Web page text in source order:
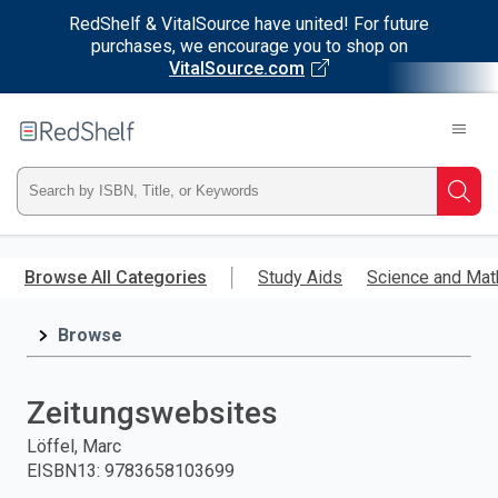
RedShelf & VitalSource have united! For future
purchases, we encourage you to shop on
VitalSource.com
main
RedShelf
Type
ISBN,
Title,
and
press
Browse All Categories Study Aids Science and
Browse
Zeitungswebsites
Löffel, Marc
EISBN13: 9783658103699